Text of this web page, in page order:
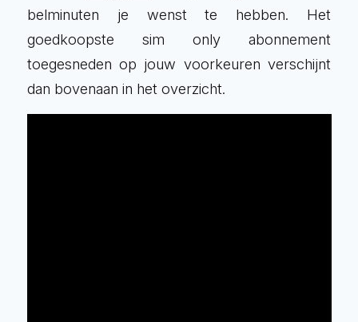
belminuten je wenst te hebben. Het
goedkoopste sim only abonnement
toegesneden op jouw voorkeuren verschijnt
dan bovenaan in het overzicht.